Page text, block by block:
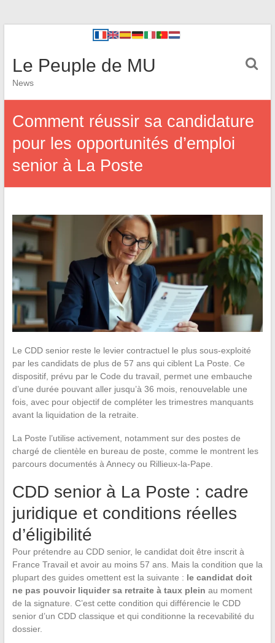
Le Peuple de MU
News
Comment réussir sa candidature
pour les opportunités d’emploi
senior à La Poste
Le CDD senior reste le levier contractuel le plus sous-exploité
par les candidats de plus de 57 ans qui ciblent La Poste. Ce
dispositif, prévu par le Code du travail, permet une embauche
d’une durée pouvant aller jusqu’à 36 mois, renouvelable une
fois, avec pour objectif de compléter les trimestres manquants
avant la liquidation de la retraite.
La Poste l’utilise activement, notamment sur des postes de
chargé de clientèle en bureau de poste, comme le montrent les
parcours documentés à Annecy ou Rillieux-la-Pape.
CDD senior à La Poste : cadre
juridique et conditions réelles
d’éligibilité
Pour prétendre au CDD senior, le candidat doit être inscrit à
France Travail et avoir au moins 57 ans. Mais la condition que la
plupart des guides omettent est la suivante : le candidat doit
ne pas pouvoir liquider sa retraite à taux plein au moment
de la signature. C’est cette condition qui différencie le CDD
senior d’un CDD classique et qui conditionne la recevabilité du
dossier.